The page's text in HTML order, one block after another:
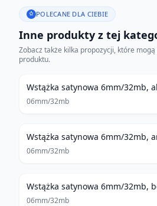
POLECANE DLA CIEBIE
Inne produkty z tej
Zobacz także kilka propozycji, które
produktu.
Wstążka satynowa 6mm/32mb,
06mm/32mb
Wstążka satynowa 6mm/32mb,
06mm/32mb
Wstążka satynowa 6mm/32mb,
06mm/32mb